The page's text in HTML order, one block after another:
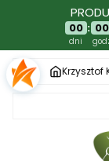
00
dni
: 00
Krzysztof